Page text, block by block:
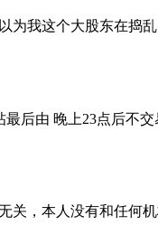
为我这个大股东在捣乱
后由 晚上23点后不交
关，本人没有和任何